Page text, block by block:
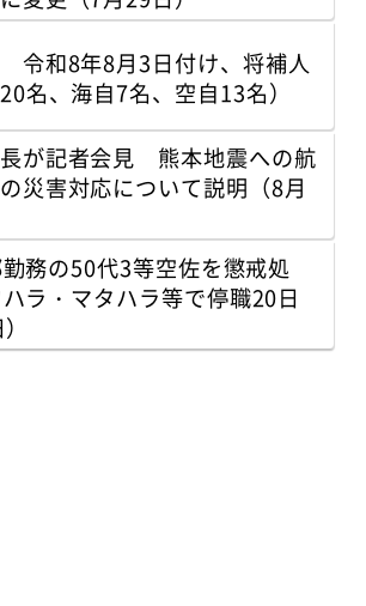
令和8年8月3日付け、将補人
名、海自7名、空自13名）
が記者会見 熊本地震への航
災害対応について説明（8月
務の50代3等空佐を懲戒処
ラ・マタハラ等で停職20日